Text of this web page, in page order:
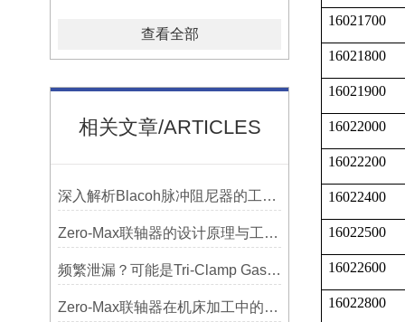
查看全部
相关文章/ARTICLES
深入解析Blacoh脉冲阻尼器的工作原理与应用
Zero-Max联轴器的设计原理与工艺流程解析
频繁泄漏？可能是Tri-Clamp Gasket垫圈安装的这5个误区导致的
Zero-Max联轴器在机床加工中的应用及精度保证方法
16021700
16021800
16021900
16022000
16022200
16022400
16022500
16022600
16022800